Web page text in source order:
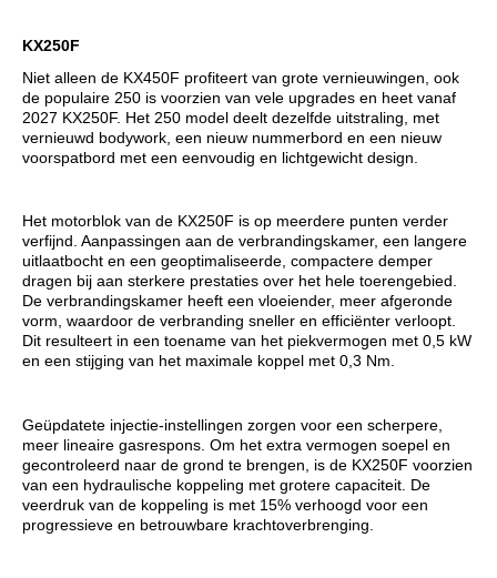
KX250F
Niet alleen de KX450F profiteert van grote vernieuwingen, ook
de populaire 250 is voorzien van vele upgrades en heet vanaf
2027 KX250F. Het 250 model deelt dezelfde uitstraling, met
vernieuwd bodywork, een nieuw nummerbord en een nieuw
voorspatbord met een eenvoudig en lichtgewicht design.
Het motorblok van de KX250F is op meerdere punten verder
verfijnd. Aanpassingen aan de verbrandingskamer, een langere
uitlaatbocht en een geoptimaliseerde, compactere demper
dragen bij aan sterkere prestaties over het hele toerengebied.
De verbrandingskamer heeft een vloeiender, meer afgeronde
vorm, waardoor de verbranding sneller en efficiënter verloopt.
Dit resulteert in een toename van het piekvermogen met 0,5 kW
en een stijging van het maximale koppel met 0,3 Nm.
Geüpdatete injectie-instellingen zorgen voor een scherpere,
meer lineaire gasrespons. Om het extra vermogen soepel en
gecontroleerd naar de grond te brengen, is de KX250F voorzien
van een hydraulische koppeling met grotere capaciteit. De
veerdruk van de koppeling is met 15% verhoogd voor een
progressieve en betrouwbare krachtoverbrenging.